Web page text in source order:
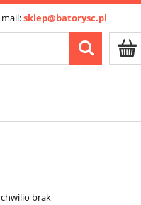
mail:sklep@batorysc.pl
chwilio brak